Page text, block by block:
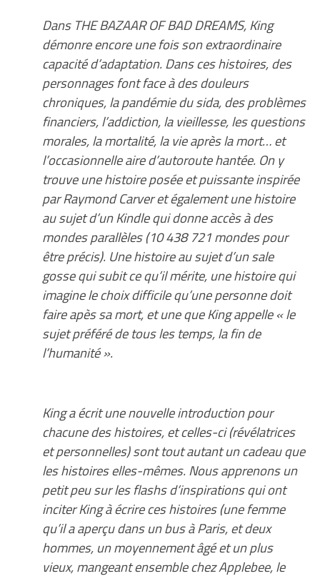
Dans THE BAZAAR OF BAD DREAMS, King
démonre encore une fois son extraordinaire
capacité d’adaptation. Dans ces histoires, des
personnages font face à des douleurs
chroniques, la pandémie du sida, des problèmes
financiers, l’addiction, la vieillesse, les questions
morales, la mortalité, la vie après la mort… et
l’occasionnelle aire d’autoroute hantée. On y
trouve une histoire posée et puissante inspirée
par Raymond Carver et également une histoire
au sujet d’un Kindle qui donne accès à des
mondes parallèles (10 438 721 mondes pour
être précis). Une histoire au sujet d’un sale
gosse qui subit ce qu’il mérite, une histoire qui
imagine le choix difficile qu’une personne doit
faire apès sa mort, et une que King appelle « le
sujet préféré de tous les temps, la fin de
l’humanité ».
King a écrit une nouvelle introduction pour
chacune des histoires, et celles-ci (révélatrices
et personnelles) sont tout autant un cadeau que
les histoires elles-mêmes. Nous apprenons un
petit peu sur les flashs d’inspirations qui ont
inciter King à écrire ces histoires (une femme
qu’il a aperçu dans un bus à Paris, et deux
hommes, un moyennement âgé et un plus
vieux, mangeant ensemble chez Applebee, le